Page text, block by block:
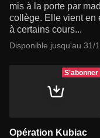
mis à la porte par
collège. Elle vient en
à certains cours...
Disponible jusqu'au 31/
S'abonner
Opération Kubiac